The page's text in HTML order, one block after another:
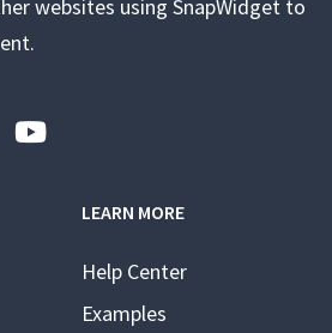
websites using SnapWidget to
LEARN MORE
Help Center
Examples